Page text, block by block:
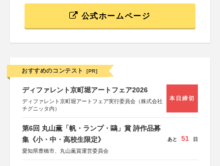
公式ホームページ
おすすめのコンテスト [PR]
ディファレント京町堀アートフェア2026
ディファレント京町堀アートフェア実行委員会（株式会社
チグニッタ内）
本日締切
第6回 丸山薫「帆・ランプ・鷗」賞 詩作品募
集《小・中・高校生限定》
愛知県豊橋市、丸山薫賞運営委員会
あと 51 日